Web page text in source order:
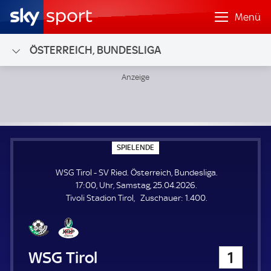
Menü
ÖSTERREICH, BUNDESLIGA
SPIELENDE
P
E
L
E
N
WSG Tirol - SV Ried. Österreich, Bundesliga.
17:00, Uhr, Samstag, 25.04.2026.
Tivoli Stadion Tirol
Zuschauer: Z1.400.
WSG Tirol 1